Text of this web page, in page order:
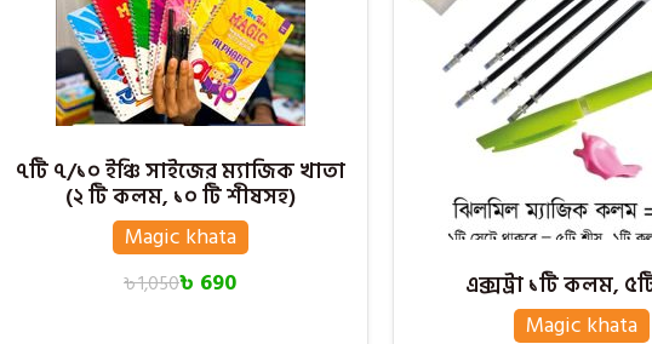
৭টি ৭/১০ ইঞ্চি সাইজের ম্যাজিক খাতা
(২ টি কলম, ১০ টি শীষসহ)
Magic khata
৳1,050৳ 690
এক্সট্রা ১টি কলম,
Magic khata